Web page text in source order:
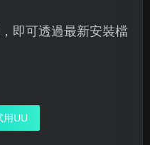
即可透過最新安裝檔
用UU